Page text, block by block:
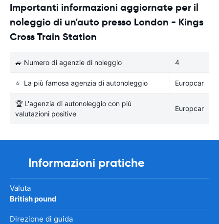
Importanti informazioni aggiornate per il
noleggio di un'auto presso London - Kings
Cross Train Station
🚙 Numero di agenzie di noleggio 4
⭐ La più famosa agenzia di autonoleggio Europcar
🏆 L'agenzia di autonoleggio con più
valutazioni positive
Europcar
Informazioni pratiche
Valuta
British pound
Direzione di guida